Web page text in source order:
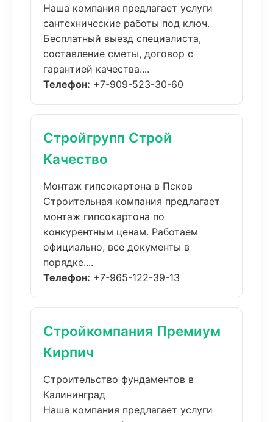
Наша компания предлагает услуги
сантехнические работы под ключ.
Бесплатный выезд специалиста,
составление сметы, договор с
гарантией качества....
Телефон: +7-909-523-30-60
Стройгрупп Строй
Качество
Монтаж гипсокартона в Псков
Строительная компания предлагает
монтаж гипсокартона по
конкурентным ценам. Работаем
официально, все документы в
порядке....
Телефон: +7-965-122-39-13
Стройкомпания Премиум
Кирпич
Строительство фундаментов в
Калининград
Наша компания предлагает услуги